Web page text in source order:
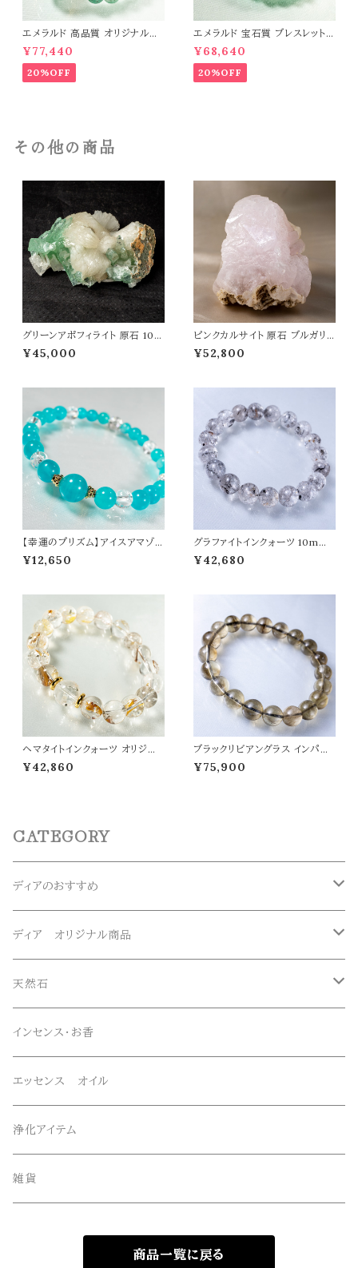
エメラルド 高品質 オリジナルデ
ザイン ブレスレット パワーストー
ン 天然石 t0545
¥77,440
20%OFF
エメラルド 宝石質 ブレスレット
パワーストーン 天然石 t0544
¥68,640
20%OFF
その他の商品
グリーンアポフィライト 原石 102
g 魚眼石 アポフィライト 天然石
パワーストーン 鉱物 結晶 t008
¥45,000
ピンクカルサイト 原石 ブルガリ
ア産 重さ231g 天然石 パワース
トーン
¥52,800
【幸運のプリズム】アイスアマゾナ
イト アイリスクォーツ オリジナル
デザイン ブレスレット パワースト
¥12,650
グラファイトインクォーツ 10mm
ブレスレット パワーストーン 天然
石 t0517
¥42,680
ヘマタイトインクォーツ オリジナ
ルデザインブレスレット パワース
トーン 天然石 t0526
¥42,860
ブラックリビアングラス インパク
トガラス ブレスレット 高品質 天
然ガラス 宇宙・高波動系ヒーリン
¥75,900
CATEGORY
ディアのおすすめ
ガネーシュヒマール産水晶
マニハール産水晶
スーパーセブン
ディア オリジナル商品
オリジナルブレスレット
オリジナルペンダント
オリジナルエッセンススプレー
オリジナルサンキャッチャー
オリジナル雑貨
天然石
ブレスレット
ネックレス・ペンダントトップ
ルース・タンブル
丸玉・ポイント
インセンス・お香
エッセンス オイル
浄化アイテム
雑貨
商品一覧に戻る